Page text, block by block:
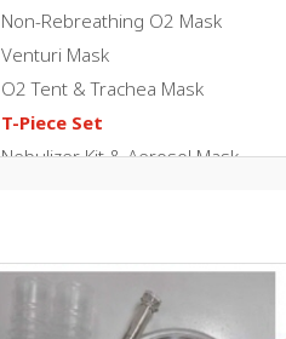
Non-Rebreathing O2 Mask
Venturi Mask
O2 Tent & Trachea Mask
T-Piece Set
Nebulizer Kit & Aerosol Mask
Oxi.Hood
NIV Face Mask